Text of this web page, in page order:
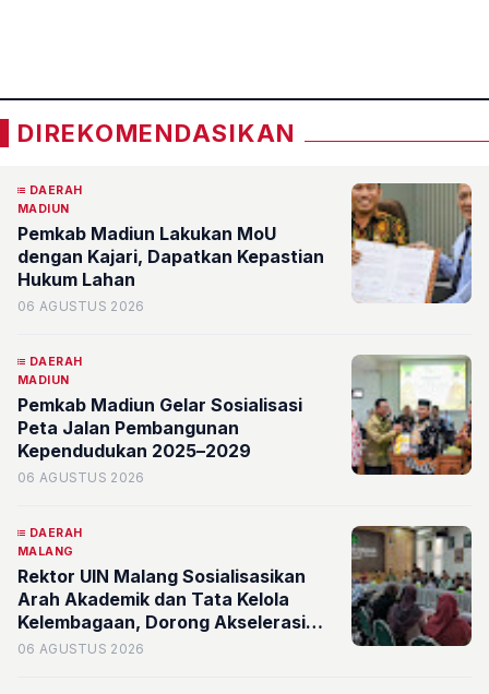
DIREKOMENDASIKAN
DAERAH
MADIUN
Pemkab Madiun Lakukan MoU
dengan Kajari, Dapatkan Kepastian
Hukum Lahan
06 AGUSTUS 2026
DAERAH
MADIUN
Pemkab Madiun Gelar Sosialisasi
Peta Jalan Pembangunan
Kependudukan 2025–2029
06 AGUSTUS 2026
DAERAH
MALANG
Rektor UIN Malang Sosialisasikan
Arah Akademik dan Tata Kelola
Kelembagaan, Dorong Akselerasi
Kualitas Fakultas Syariah
06 AGUSTUS 2026